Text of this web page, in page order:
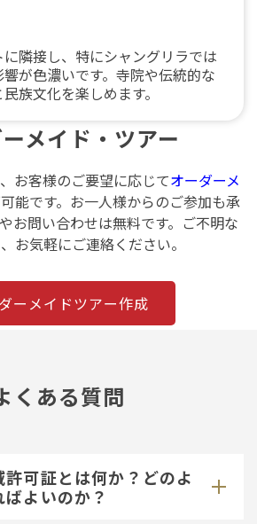
隣接し、特にシャングリラでは
が色濃いです。寺院や伝統的な
族文化を楽しめます。
メイド・ツアー
お客様のご要望に応じてオーダーメ
能です。お一人様からのご参加も承
お問い合わせは無料です。ご不明な
お気軽にご連絡ください。
ーメイドツアー作成
くある質問
可証とは何か？どのよ
よいのか？